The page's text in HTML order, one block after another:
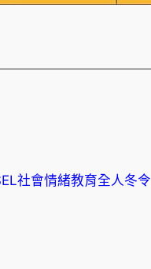
社會情緒教育全人冬令